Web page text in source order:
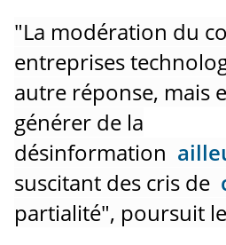
"La modération du
entreprises
autre réponse, mais
générer de la
désinformation
suscitant des cris de
partialité", poursuit